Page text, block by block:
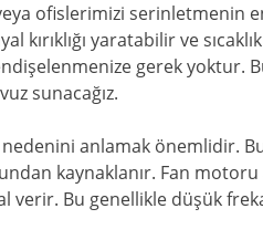
ofislerimizi serinletmenin
kırıklığı yaratabilir ve
gerek yoktur.
sunacağız.
nedenini anlamak önemlidir.
kaynaklanır. Fan motoru
verir. Bu genellikle düşük